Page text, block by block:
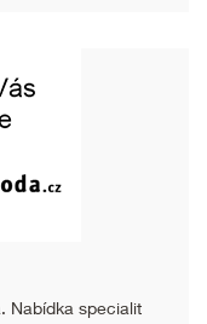
Nabídka specialit